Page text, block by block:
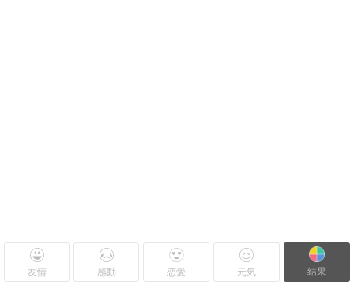
友情 感動 恋愛 元気 結果